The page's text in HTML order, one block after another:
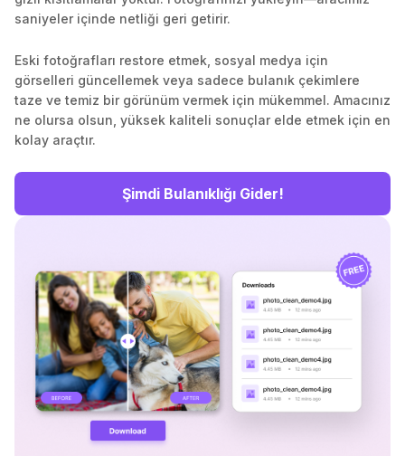
saniyeler içinde netliği geri getirir.
Eski fotoğrafları restore etmek, sosyal medya için
görselleri güncellemek veya sadece bulanık çekimlere
taze ve temiz bir görünüm vermek için mükemmel. Amacınız
ne olursa olsun, yüksek kaliteli sonuçlar elde etmek için en
kolay araçtır.
Şimdi Bulanıklığı Gider!